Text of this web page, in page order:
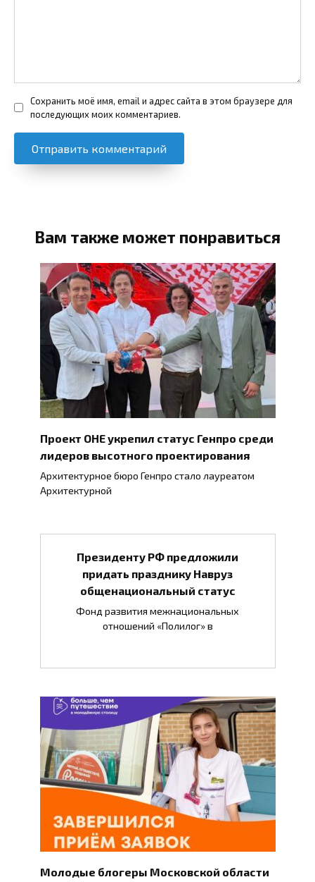
Сохранить моё имя, email и адрес сайта в этом браузере для
последующих моих комментариев.
Вам также может понравиться
Проект ОНЕ укрепил статус Генпро среди
лидеров высотного проектирования
Архитектурное бюро Генпро стало лауреатом
Архитектурной
Президенту РФ предложили
придать празднику Навруз
общенациональный статус
Фонд развития межнациональных
отношений «Полилог» в
Молодые блогеры Московской области